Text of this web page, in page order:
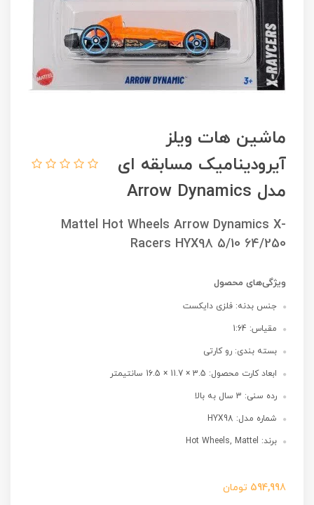
ماشین هات ویلز
آیرودینامیک مسابقه ای
مدل Arrow Dynamics
Mattel Hot Wheels Arrow Dynamics X-
Racers HYX98 5/10 64/250
ویژگی‌های محصول
جنس بدنه: فلزی دایکست
مقیاس: 1:64
بسته بندی: رو کارتی
ابعاد کارت محصول: 3.5 × 11.7 × 16.5 سانتیمتر
رده سنی: 3 سال به بالا
شماره مدل: HYX98
برند: Hot Wheels, Mattel
594,998 تومان